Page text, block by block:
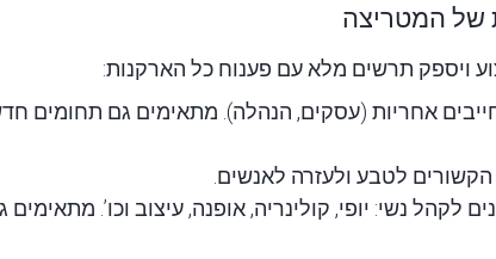
של המטריצה
ויספק תרשים מלא עם פענוח כל הארקנות:
אחריות (עסקים, הנהלה). מתאימים גם תחומים
הקשורים לטבע ולעזרה לאנשים.
לקהל נשי: יופי, קולינריה, אופנה, עיצוב וכו’.